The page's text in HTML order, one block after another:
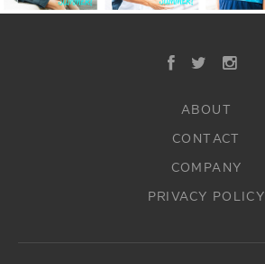
ABOUT
CONTACT
COMPANY
PRIVACY POLICY